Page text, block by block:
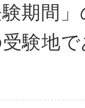
験期間
験地